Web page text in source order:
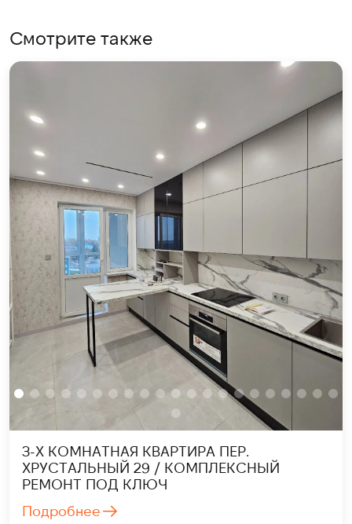
Смотрите также
3-Х КОМНАТНАЯ КВАРТИРА ПЕР.
ХРУСТАЛЬНЫЙ 29 / КОМПЛЕКСНЫЙ
РЕМОНТ ПОД КЛЮЧ
Подробнее